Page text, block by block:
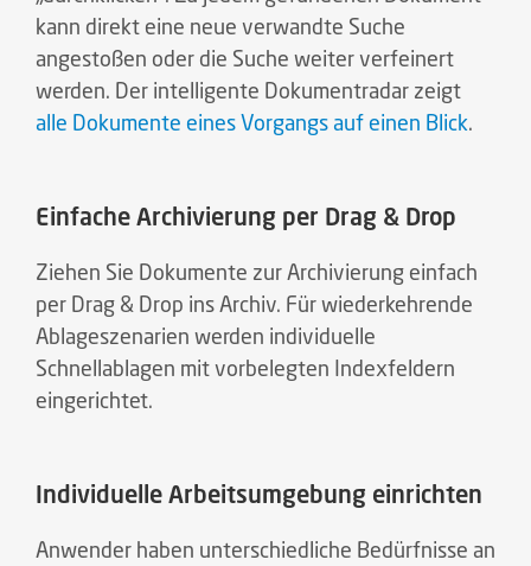
kann direkt eine neue verwandte Suche
angestoßen oder die Suche weiter verfeinert
werden. Der intelligente Dokumentradar zeigt
alle Dokumente eines Vorgangs auf einen Blick.
Einfache Archivierung per Drag & Drop
Ziehen Sie Dokumente zur Archivierung einfach
per Drag & Drop ins Archiv. Für wiederkehrende
Ablageszenarien werden individuelle
Schnellablagen mit vorbelegten Indexfeldern
eingerichtet.
Individuelle Arbeitsumgebung einrichten
Anwender haben unterschiedliche Bedürfnisse an